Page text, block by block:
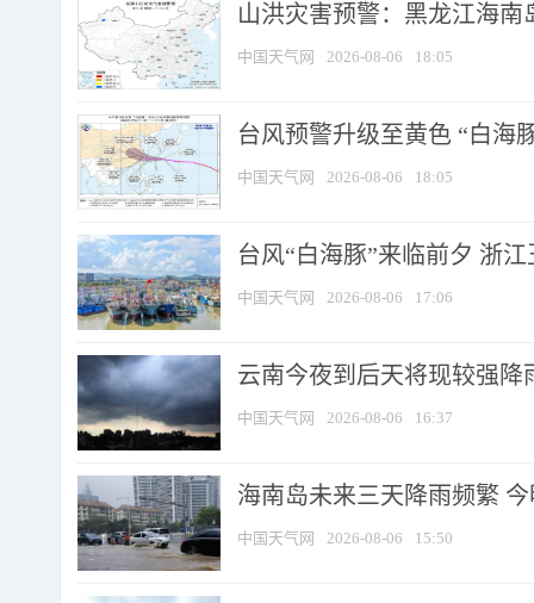
山洪灾害预警：黑龙江海
中国天气网 2026-08-06 18:05
台风预警升级至黄色 “白海
中国天气网 2026-08-06 18:05
台风“白海豚”来临前夕 浙
中国天气网 2026-08-06 17:06
云南今夜到后天将现较强降
中国天气网 2026-08-06 16:37
海南岛未来三天降雨频繁
中国天气网 2026-08-06 15:50